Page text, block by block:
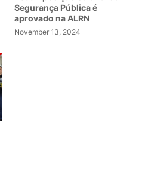
Segurança Pública é
aprovado na ALRN
November 13, 2024